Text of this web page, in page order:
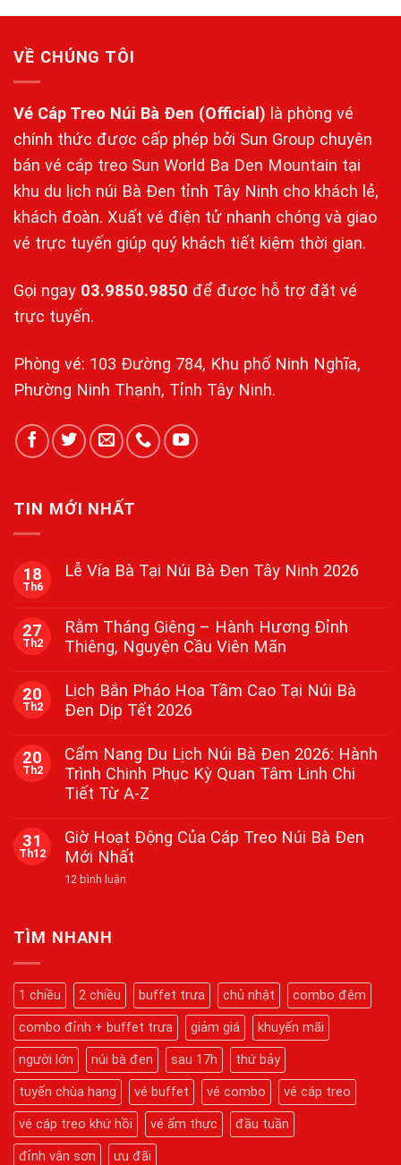
VỀ CHÚNG TÔI
Vé Cáp Treo Núi Bà Đen (Official) là phòng vé
chính thức được cấp phép bởi Sun Group chuyên
bán vé cáp treo Sun World Ba Den Mountain tại
khu du lịch núi Bà Đen tỉnh Tây Ninh cho khách lẻ,
khách đoàn. Xuất vé điện tử nhanh chóng và giao
vé trực tuyến giúp quý khách tiết kiệm thời gian.
Gọi ngay 03.9850.9850 để được hỗ trợ đặt vé
trực tuyến.
Phòng vé: 103 Đường 784, Khu phố Ninh Nghĩa,
Phường Ninh Thạnh, Tỉnh Tây Ninh.
TIN MỚI NHẤT
18
Th6
Lễ Vía Bà Tại Núi Bà Đen Tây Ninh 2026
bình
luận
ở
Bà
Tại
Núi
Tây
Ninh
2026
27
Th2
Rằm Tháng Giêng – Hành Hương Đỉnh
Thiêng, Nguyện Cầu Viên Mãn
bình
luận
Tháng
Giêng
Hành
Hương
Thiêng,
Nguyện
Cầu
Mãn
20
Th2
Lịch Bắn Pháo Hoa Tầm Cao Tại Núi Bà
Đen Dịp Tết 2026
bình
luận
Lịch
Hoa
Tầm
Cao
Tại
Dịp
Tết
20
Th2
Cẩm Nang Du Lịch Núi Bà Đen 2026: Hành
Trình Chinh Phục Kỳ Quan Tâm Linh Chi
Tiết Từ A-Z
bình
luận
Cẩm
Núi
Hành
Trình
Chinh
Phục
Kỳ
Quan
Tâm
Linh
Chi
Tiết
Từ
A-
31
Th12
Giờ Hoạt Động Của Cáp Treo Núi Bà Đen
Mới Nhất
12 bình luận
Bà
Đen
Mới
Nhất
TÌM NHANH
1 chiều 2 chiều buffet trưa chủ nhật
combo đêm
combo đỉnh + buffet trưa
giảm giá
khuyến mãi
người lớn
núi bà đen sau 17h
thứ bảy
tuyến chùa hang
vé buffet vé combo
vé cáp treo
vé cáp treo khứ hồi
vé ẩm thực
đầu tuần
đỉnh vân sơn
ưu đãi